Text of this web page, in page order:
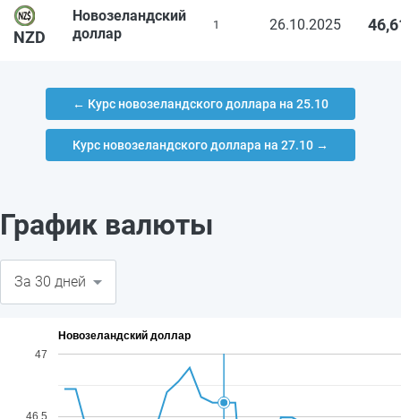
NZD
Новозеландский
доллар
1 26.10.2025
← Курс новозеландского доллара на 25.10
Курс новозеландского доллара на 27.10 →
График валюты
Новозеландский доллар
47